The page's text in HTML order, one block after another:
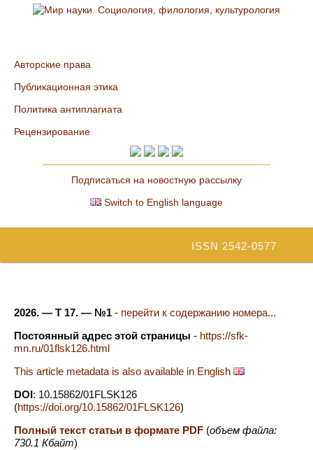
Авторские права
Публикационная этика
Политика антиплагиата
Рецензирование
Подписаться на новостную рассылку
Switch to English language
ISSN 2542-0577
2026. — Т 17. — №1 - перейти к содержанию номера...
Постоянный адрес этой страницы - https://sfk-
mn.ru/01flsk126.html
This article metadata is also available in English
DOI: 10.15862/01FLSK126
(https://doi.org/10.15862/01FLSK126)
Полный текст статьи в формате PDF (объем файла:
730.1 Кбайт)